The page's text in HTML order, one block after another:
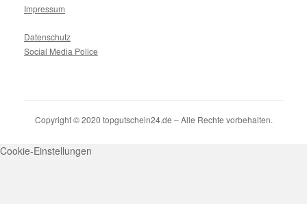
Impressum
Datenschutz
Social Media Police
Copyright © 2020 topgutschein24.de – Alle Rechte vorbehalten.
Cookie-Einstellungen